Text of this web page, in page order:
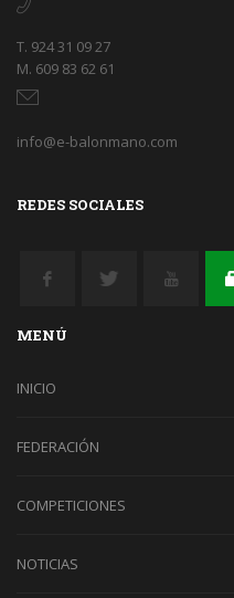
T. 924 31 09 27
M. 609 83 62 61
info@e-balonmano.com
REDES SOCIALES
MENÚ
INICIO
FEDERACIÓN
COMPETICIONES
NOTICIAS